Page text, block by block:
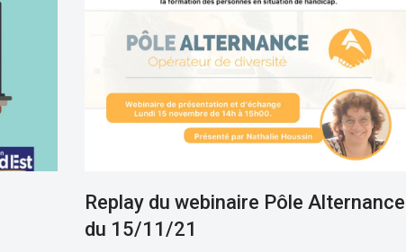
Replay du webinaire Pôle Alternance
du 15/11/21